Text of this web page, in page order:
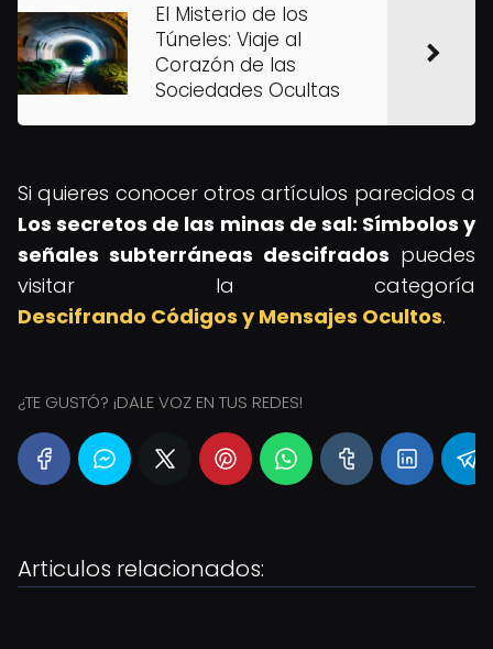
El Misterio de los
Túneles: Viaje al
Corazón de las
Sociedades Ocultas
Si quieres conocer otros artículos parecidos a
Los secretos de las minas de sal: Símbolos y
señales subterráneas descifrados puedes
visitar la categoría
Descifrando Códigos y Mensajes Ocultos.
¿TE GUSTÓ? ¡DALE VOZ EN TUS REDES!
Articulos relacionados: